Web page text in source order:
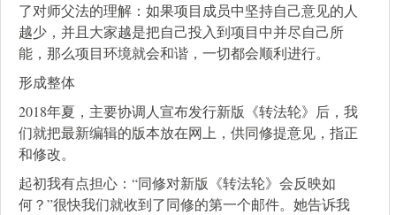
了对师父法的理解：如果项目成员中坚持自己意见的人
越少，并且大家越是把自己投入到项目中并尽自己所
能，那么项目环境就会和谐，一切都会顺利进行。
形成整体
2018年夏，主要协调人宣布发行新版《转法轮》后，我
们就把最新编辑的版本放在网上，供同修提意见，指正
和修改。
起初我有点担心：“同修对新版《转法轮》会反映如
何？”很快我们就收到了同修的第一个邮件。她告诉我